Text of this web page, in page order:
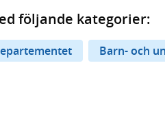
följande kategorier:
Barn- och